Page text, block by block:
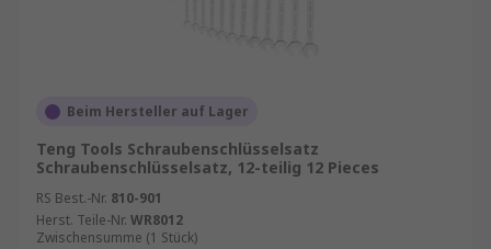
Beim Hersteller auf Lager
Teng Tools Schraubenschlüsselsatz
Schraubenschlüsselsatz, 12-teilig 12 Pieces
RS Best.-Nr. 810-901
Herst. Teile-Nr. WR8012
Zwischensumme (1 Stück)